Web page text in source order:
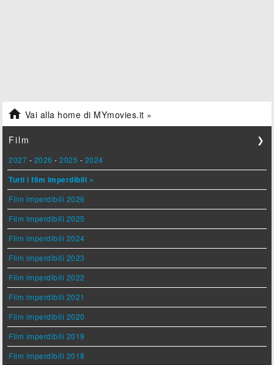
 Vai alla home di MYmovies.it »
Film ❯
2027 - 2026 -2025 - 2024
Tutti i film imperdibili »
Film imperdibili 2026
Film imperdibili 2025
Film imperdibili 2024
Film imperdibili 2023
Film imperdibili 2022
Film imperdibili 2021
Film imperdibili 2020
Film imperdibili 2019
Film imperdibili 2018